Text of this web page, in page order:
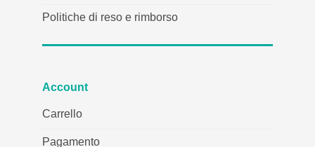
Politiche di reso e rimborso
Account
Carrello
Pagamento